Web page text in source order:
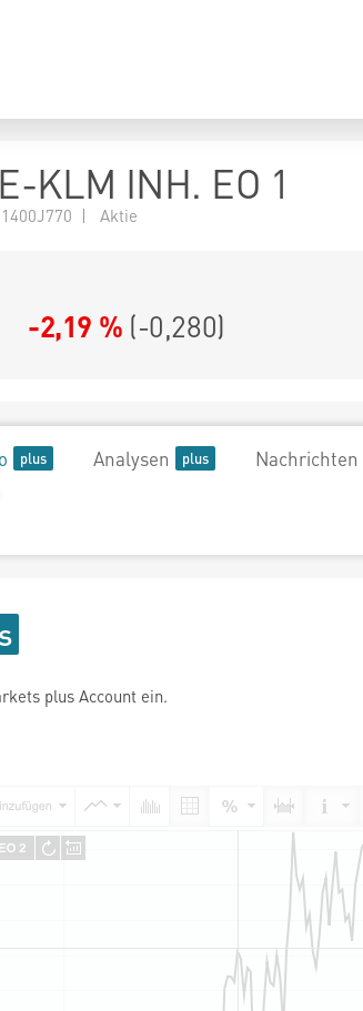
KLM INH. EO 1
| Aktie
-2,19 % (-0,280)
Analysen Nachrichten
plus Account ein.